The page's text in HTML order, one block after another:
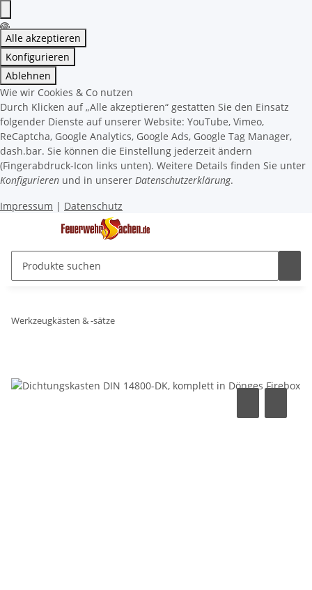
Alle akzeptieren
Konfigurieren
Ablehnen
Wie wir Cookies & Co nutzen
Durch Klicken auf „Alle akzeptieren“ gestatten Sie den Einsatz
folgender Dienste auf unserer Website: YouTube, Vimeo,
ReCaptcha, Google Analytics, Google Ads, Google Tag Manager,
dash.bar. Sie können die Einstellung jederzeit ändern
(Fingerabdruck-Icon links unten). Weitere Details finden Sie unter
Konfigurieren und in unserer Datenschutzerklärung.
Impressum | Datenschutz
Werkzeugkästen & -sätze